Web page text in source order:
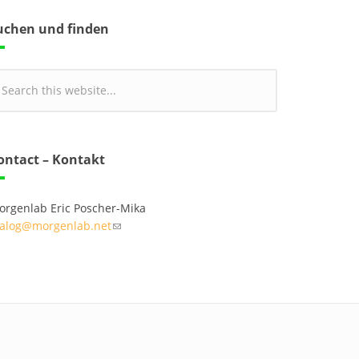
und finden
– Kontakt
Eric Poscher-Mika
(link sends e-mail)